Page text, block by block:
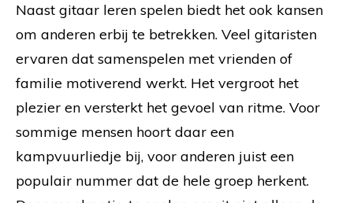
Naast gitaar leren spelen biedt het ook kansen
om anderen erbij te betrekken. Veel gitaristen
ervaren dat samenspelen met vrienden of
familie motiverend werkt. Het vergroot het
plezier en versterkt het gevoel van ritme. Voor
sommige mensen hoort daar een
kampvuurliedje bij, voor anderen juist een
populair nummer dat de hele groep herkent.